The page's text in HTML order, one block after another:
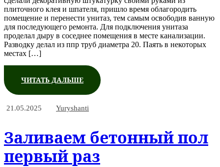
плиточного клея и шпателя, пришло время облагородить
помещение и перенести унитаз, тем самым освободив ванную
для последующего ремонта. Для подключения унитаза
проделал дыру в соседнее помещения в месте канализации.
Разводку делал из ппр труб диаметра 20. Паять в некоторых
местах […]
ЧИТАТЬ ДАЛЬШЕ
21.05.2025 Yuryshanti
Заливаем бетонный пол
первый раз